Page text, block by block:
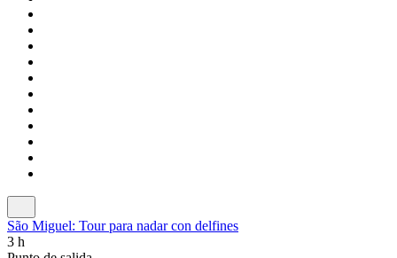
São Miguel: Tour para nadar con delfines
3 h